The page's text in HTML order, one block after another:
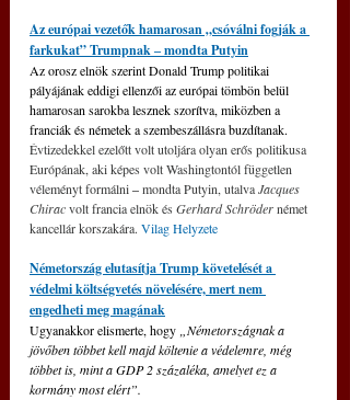
Az európai vezetők hamarosan „csóválni fogják a
farkukat” Trumpnak ‒ mondta Putyin
Az orosz elnök szerint Donald Trump politikai
pályájának eddigi ellenzői az európai tömbön belül
hamarosan sarokba lesznek szorítva, miközben a
franciák és németek a szembeszállásra buzdítanak.
Évtizedekkel ezelőtt volt utoljára olyan erős politikusa
Európának, aki képes volt Washingtontól független
véleményt formálni ‒ mondta Putyin, utalva Jacques
Chirac volt francia elnök és Gerhard Schröder német
kancellár korszakára. Vilag Helyzete
Németország elutasítja Trump követelését a
védelmi költségvetés növelésére, mert nem
engedheti meg magának
Ugyanakkor elismerte, hogy „Németországnak a
jövőben többet kell majd költenie a védelemre, még
többet is, mint a GDP 2 százaléka, amelyet ez a
kormány most elért”.